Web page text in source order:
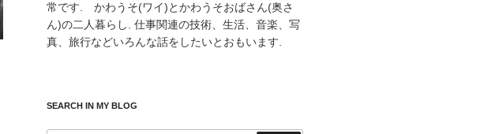
常です. かわうそ(ワイ)とかわうそおばさん(奥さ
ん)の二人暮らし. 仕事関連の技術、生活、音楽、写
真、旅行などいろんな話をしたいとおもいます.
SEARCH IN MY BLOG